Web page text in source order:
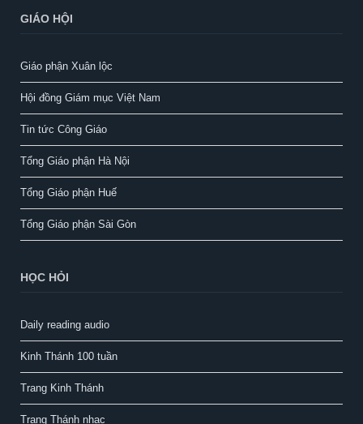
GIÁO HỘI
Giáo phận Xuân lộc
Hội đồng Giám mục Việt Nam
Tin tức Công Giáo
Tổng Giáo phận Hà Nội
Tổng Giáo phận Huế
Tổng Giáo phận Sài Gòn
HỌC HỎI
Daily reading audio
Kinh Thánh 100 tuần
Trang Kinh Thánh
Trang Thánh nhạc